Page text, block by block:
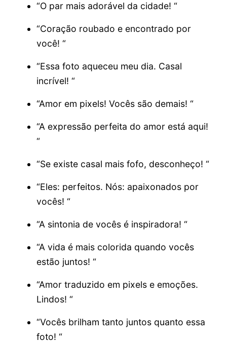
“O par mais adorável da cidade! “
“Coração roubado e encontrado por
você! “
“Essa foto aqueceu meu dia. Casal
incrível! “
“Amor em pixels! Vocês são demais! “
“A expressão perfeita do amor está aqui!
“
“Se existe casal mais fofo, desconheço! “
“Eles: perfeitos. Nós: apaixonados por
vocês! “
“A sintonia de vocês é inspiradora! “
“A vida é mais colorida quando vocês
estão juntos! “
“Amor traduzido em pixels e emoções.
Lindos! “
“Vocês brilham tanto juntos quanto essa
foto! “